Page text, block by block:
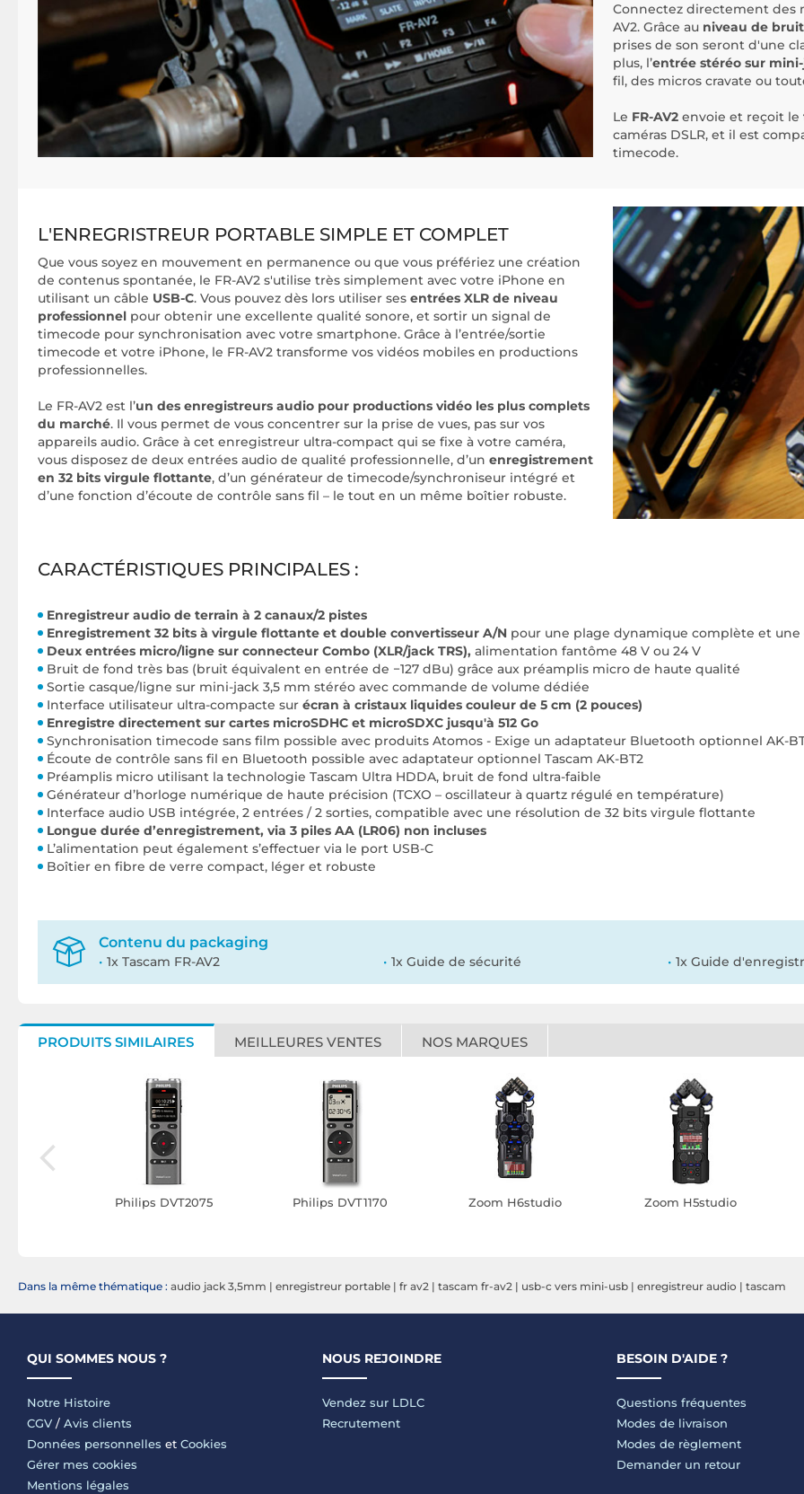
Connectez directement des
AV2. Grâce au niveau de
prises de son seront d'une
plus, l’entrée stéréo sur
fil, des micros cravate ou
Le FR-AV2 envoie et reçoit le
caméras DSLR, et il est
timecode.
L'ENREGRISTREUR PORTABLE SIMPLE ET COMPLET
Que vous soyez en mouvement en permanence ou que vous préfériez une création
de contenus spontanée, le FR-AV2 s'utilise très simplement avec votre iPhone en
utilisant un câble USB-C. Vous pouvez dès lors utiliser ses entrées XLR de niveau
professionnel pour obtenir une excellente qualité sonore, et sortir un signal de
timecode pour synchronisation avec votre smartphone. Grâce à l’entrée/sortie
timecode et votre iPhone, le FR-AV2 transforme vos vidéos mobiles en productions
professionnelles.
Le FR-AV2 est l’un des enregistreurs audio pour productions vidéo les plus complets
du marché. Il vous permet de vous concentrer sur la prise de vues, pas sur vos
appareils audio. Grâce à cet enregistreur ultra-compact qui se fixe à votre caméra,
vous disposez de deux entrées audio de qualité professionnelle, d’un enregistrement
en 32 bits virgule flottante, d’un générateur de timecode/synchroniseur intégré et
d’une fonction d’écoute de contrôle sans fil – le tout en un même boîtier robuste.
CARACTÉRISTIQUES PRINCIPALES :
Enregistreur audio de terrain à 2 canaux/2 pistes
Enregistrement 32 bits à virgule flottante et double convertisseur A/N pour une plage dynamique complète et une
Deux entrées micro/ligne sur connecteur Combo (XLR/jack TRS), alimentation fantôme 48 V ou 24 V
Bruit de fond très bas (bruit équivalent en entrée de −127 dBu) grâce aux préamplis micro de haute qualité
Sortie casque/ligne sur mini-jack 3,5 mm stéréo avec commande de volume dédiée
Interface utilisateur ultra-compacte sur écran à cristaux liquides couleur de 5 cm (2 pouces)
Enregistre directement sur cartes microSDHC et microSDXC jusqu'à 512 Go
Synchronisation timecode sans film possible avec produits Atomos - Exige un adaptateur Bluetooth optionnel AK-
Écoute de contrôle sans fil en Bluetooth possible avec adaptateur optionnel Tascam AK-BT2
Préamplis micro utilisant la technologie Tascam Ultra HDDA, bruit de fond ultra-faible
Générateur d’horloge numérique de haute précision (TCXO – oscillateur à quartz régulé en température)
Interface audio USB intégrée, 2 entrées / 2 sorties, compatible avec une résolution de 32 bits virgule flottante
Longue durée d’enregistrement, via 3 piles AA (LR06) non incluses
L’alimentation peut également s’effectuer via le port USB-C
Boîtier en fibre de verre compact, léger et robuste
Contenu du packaging
1x Tascam FR-AV2 1x Guide de sécurité 1x Guide
PRODUITS SIMILAIRES MEILLEURES VENTES NOS MARQUES
Philips DVT2075 Philips DVT1170 Zoom H6studio Zoom H5studio
Dans la même thématique : audio jack 3,5mm | enregistreur portable | fr av2 | tascam fr-av2 | usb-c vers mini-usb | enregistreur audio | tascam
QUI SOMMES NOUS ?
Notre Histoire
CGV / Avis clients
Données personnelles et Cookies
Gérer mes cookies
Mentions légales
NOUS REJOINDRE
Vendez sur LDLC
Recrutement
BESOIN D'AIDE ?
Questions fréquentes
Modes de livraison
Modes de règlement
Demander un retour